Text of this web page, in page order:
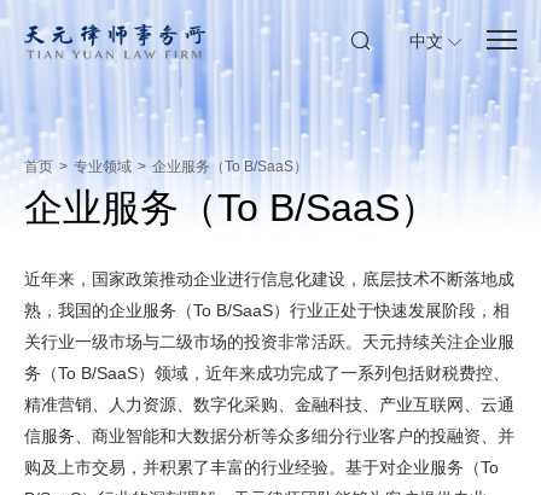
中文
首页 > 专业领域 > 企业服务（To B/SaaS）
企业服务（To B/SaaS）
近年来，国家政策推动企业进行信息化建设，底层技术不断落地成
熟，我国的企业服务（To B/SaaS）行业正处于快速发展阶段，相
关行业一级市场与二级市场的投资非常活跃。天元持续关注企业服
务（To B/SaaS）领域，近年来成功完成了一系列包括财税费控、
精准营销、人力资源、数字化采购、金融科技、产业互联网、云通
信服务、商业智能和大数据分析等众多细分行业客户的投融资、并
购及上市交易，并积累了丰富的行业经验。基于对企业服务（To